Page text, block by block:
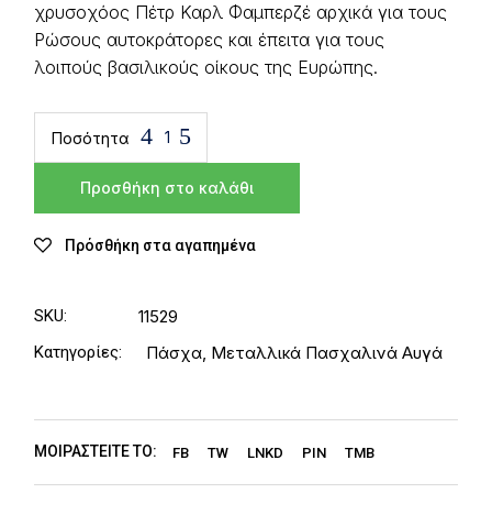
χρυσοχόος Πέτρ Καρλ Φαμπερζέ αρχικά για τους
Ρώσους αυτοκράτορες και έπειτα για τους
λοιπούς βασιλικούς οίκους της Ευρώπης.
Ποσότητα
Προσθήκη στο καλάθι
Πρόσθήκη στα αγαπημένα
SKU: 11529
Κατηγορίες: Πάσχα, Μεταλλικά Πασχαλινά Αυγά
ΜΟΙΡΑΣΤΕΊΤΕ ΤΟ: FB TW LNKD PIN TMB